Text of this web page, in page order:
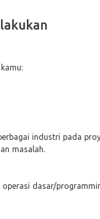
industri pada
masalah.
operasi dasar/